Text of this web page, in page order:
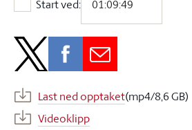
Start ved:
Start ved:
Last ned opptaket(mp4/8,6 GB)
Videoklipp